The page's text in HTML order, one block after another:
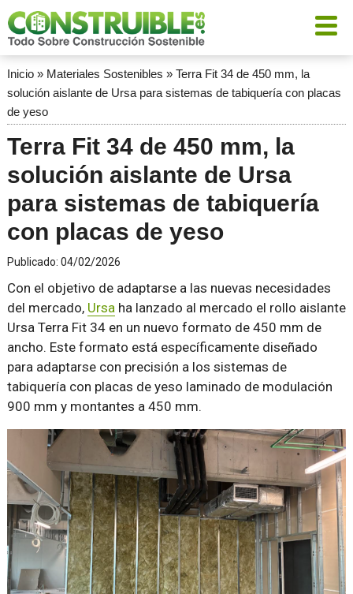
Inicio» Materiales Sostenibles » Terra Fit 34 de 450 mm, la
solución aislante de Ursa para sistemas de tabiquería con placas
de yeso
Terra Fit 34 de 450 mm, la
solución aislante de Ursa
para sistemas de tabiquería
con placas de yeso
Publicado: 04/02/2026
Con el objetivo de adaptarse a las nuevas necesidades
del mercado, Ursaha lanzado al mercado el rollo aislante
Ursa Terra Fit 34 en un nuevo formato de 450 mm de
ancho. Este formato está específicamente diseñado
para adaptarse con precisión a los sistemas de
tabiquería con placas de yeso laminado de modulación
900 mm y montantes a 450 mm.